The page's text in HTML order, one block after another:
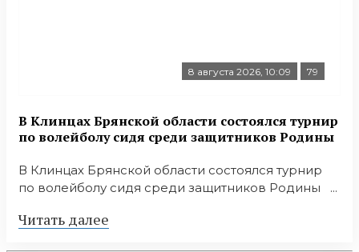
8 августа 2026, 10:09 79
В Клинцах Брянской области состоялся турнир
по волейболу сидя среди защитников Родины
В Клинцах Брянской области состоялся турнир
по волейболу сидя среди защитников Родины ...
Читать далее